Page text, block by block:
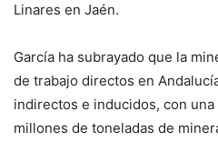
Linares en Jaén.
García ha subrayado que la
de trabajo directos en
indirectos e inducidos, con una
millones de toneladas de